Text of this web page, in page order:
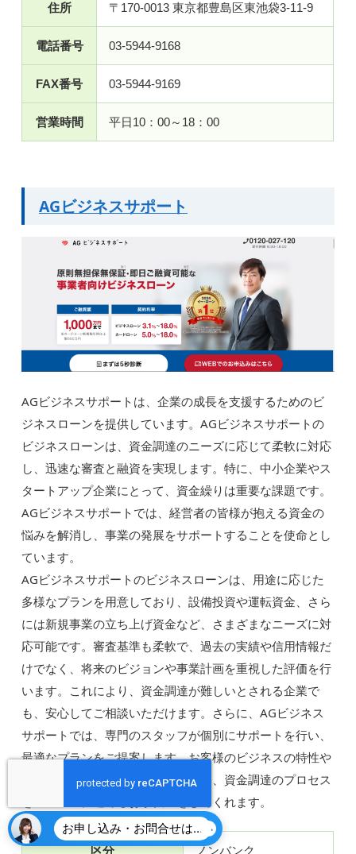
住所 〒170-0013 東京都豊島区東池袋3-11-9
電話番号 03-5944-9168
FAX番号 03-5944-9169
営業時間 平日10：00～18：00
AGビジネスサポート
AGビジネスサポートは、企業の成長を支援するためのビ
ジネスローンを提供しています。AGビジネスサポートの
ビジネスローンは、資金調達のニーズに応じて柔軟に対応
し、迅速な審査と融資を実現します。特に、中小企業やス
タートアップ企業にとって、資金繰りは重要な課題です。
AGビジネスサポートでは、経営者の皆様が抱える資金の
悩みを解消し、事業の発展をサポートすることを使命とし
ています。
AGビジネスサポートのビジネスローンは、用途に応じた
多様なプランを用意しており、設備投資や運転資金、さら
には新規事業の立ち上げ資金など、さまざまなニーズに対
応可能です。審査基準も柔軟で、過去の実績や信用情報だ
けでなく、将来のビジョンや事業計画を重視した評価を行
います。これにより、資金調達が難しいとされる企業で
も、安心してご相談いただけます。さらに、AGビジネス
サポートでは、専門のスタッフが個別にサポートを行い、
最適なプランをご提案します。お客様のビジネスの特性や
成長段階に応じたアドバイスを行い、資金調達のプロセス
をスムーズに進めるお手伝いをしてくれます。
区分 ノンバンク
お申し込み・お問合せはこちら